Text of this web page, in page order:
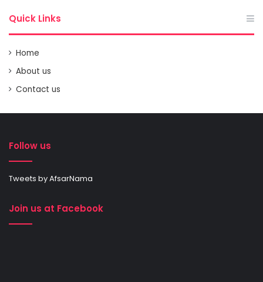
Quick Links
Home
About us
Contact us
Follow us
Tweets by AfsarNama
Join us at Facebook